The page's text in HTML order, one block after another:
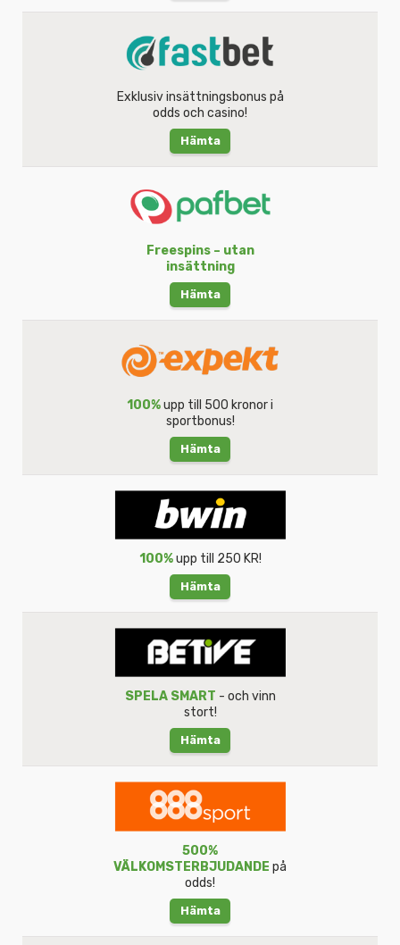
Exklusiv insättningsbonus på
odds och casino!
Hämta
Freespins – utan
insättning
Hämta
100%upp till 500 kronor i
sportbonus!
Hämta
100%upp till 250 KR!
Hämta
SPELA SMART - och vinn
stort!
Hämta
500%
VÄLKOMSTERBJUDANDE på
odds!
Hämta